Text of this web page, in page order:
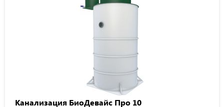
Канализация БиоДевайс Про 10